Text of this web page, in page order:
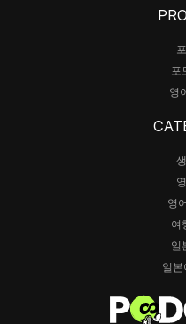
포
영
영
여
일
일